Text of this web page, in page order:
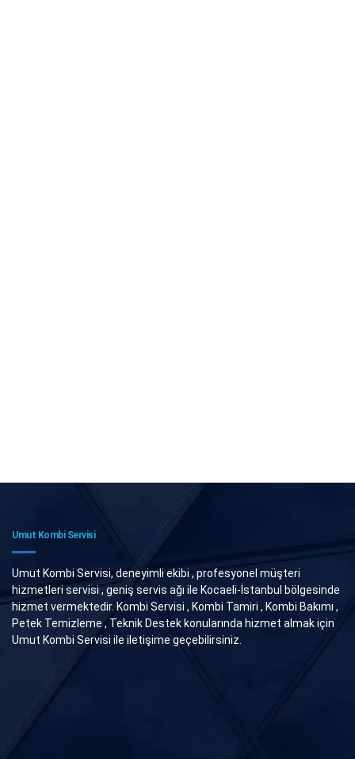
Umut Kombi Servisi
Umut Kombi Servisi, deneyimli ekibi , profesyonel müşteri
hizmetleri servisi , geniş servis ağı ile Kocaeli-İstanbul bölgesinde
hizmet vermektedir. Kombi Servisi , Kombi Tamiri , Kombi Bakımı ,
Petek Temizleme , Teknik Destek konularında hizmet almak için
Umut Kombi Servisi ile iletişime geçebilirsiniz.